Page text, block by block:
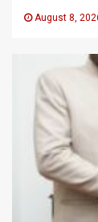
August 8,